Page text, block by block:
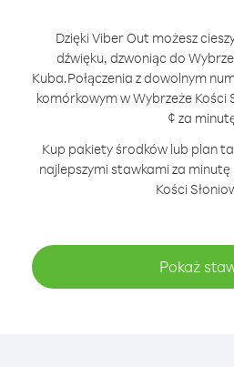
Dzięki Viber Out możesz
dźwięku, dzwoniąc do
Kuba.Połączenia z dowolnym
komórkowym w Wybrzeże Kości
¢ za
Kup pakiety środków lub plan
najlepszymi stawkami za minutę
Kości
Pokaż